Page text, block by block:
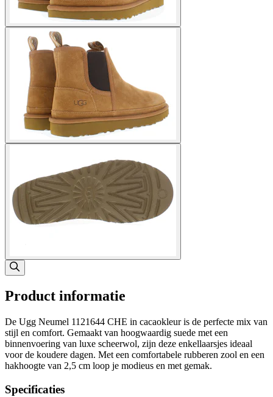
Product informatie
De Ugg Neumel 1121644 CHE in cacaokleur is de perfecte mix van
stijl en comfort. Gemaakt van hoogwaardig suede met een
binnenvoering van luxe scheerwol, zijn deze enkellaarsjes ideaal
voor de koudere dagen. Met een comfortabele rubberen zool en een
hakhoogte van 2,5 cm loop je modieus en met gemak.
Specificaties